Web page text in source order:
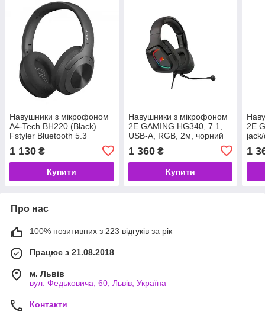
Навушники з мікрофоном
A4-Tech BH220 (Black)
Fstyler Bluetooth 5.3
143709)
1 130 ₴
Купити
Навушники з мікрофоном
2E GAMING HG340, 7.1,
USB-A, RGB, 2м, чорний
144522)
1 360₴
Купити
2E
1
Про нас
100% позитивних з 223 відгуків за рік
Працює з 21.08.2018
м. Львів
вул. Федьковича, 60, Львів, Україна
Контакти